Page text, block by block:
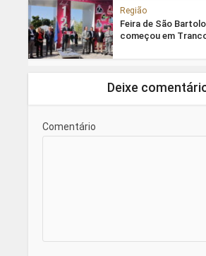
Região
Feira de São
começou em
Deixe
Comentário